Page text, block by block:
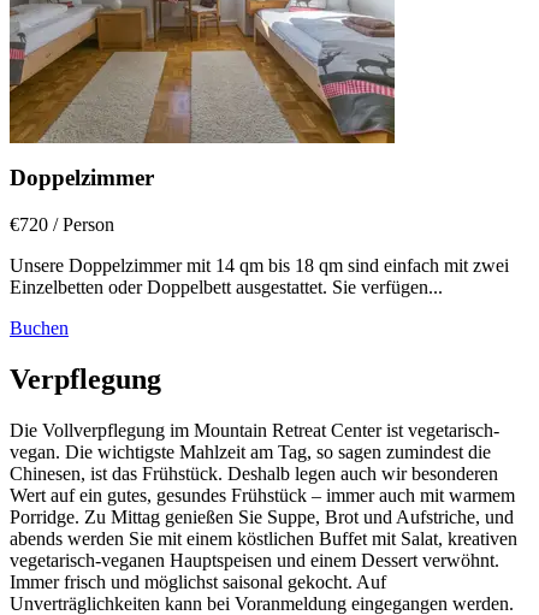
Doppelzimmer
€720 / Person
Unsere Doppelzimmer mit 14 qm bis 18 qm sind einfach mit zwei
Einzelbetten oder Doppelbett ausgestattet. Sie verfügen...
Buchen
Verpflegung
Die Vollverpflegung im Mountain Retreat Center ist vegetarisch-
vegan. Die wichtigste Mahlzeit am Tag, so sagen zumindest die
Chinesen, ist das Frühstück. Deshalb legen auch wir besonderen
Wert auf ein gutes, gesundes Frühstück – immer auch mit warmem
Porridge. Zu Mittag genießen Sie Suppe, Brot und Aufstriche, und
abends werden Sie mit einem köstlichen Buffet mit Salat, kreativen
vegetarisch-veganen Hauptspeisen und einem Dessert verwöhnt.
Immer frisch und möglichst saisonal gekocht. Auf
Unverträglichkeiten kann bei Voranmeldung eingegangen werden.